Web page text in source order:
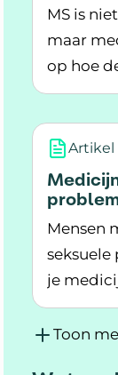
MS is
maar
op hoe
de
Lees
Artikel
Mensen
seksuele
je
medicijn
seksuele
Lees
Toon